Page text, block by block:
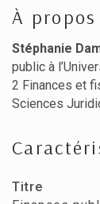
À
Stéphanie
public à
2 Finances et
Sciences
Titre